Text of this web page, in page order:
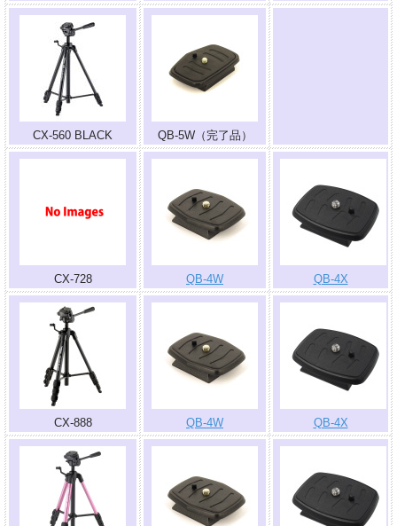
CX-560 BLACK QB-5W（完了品）
CX-728 QB-4W QB-4X
CX-888 QB-4W QB-4X